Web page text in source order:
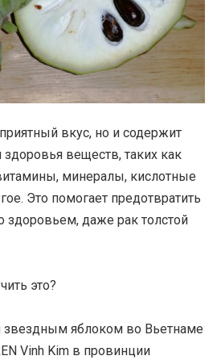
вкус, но и содержит
веществ, таких как
минералы, кислотные
Это помогает предотвратить
здоровьем, даже рак толстой
это?
яблоком во Вьетнаме
Vinh Kim в провинции